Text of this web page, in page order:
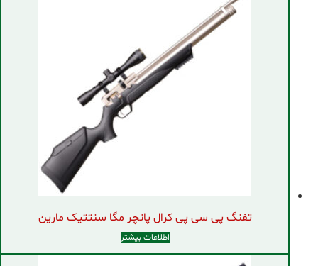
تفنگ پی سی پی کرال پانچر مگا سنتتیک مارین
اطلاعات بیشتر